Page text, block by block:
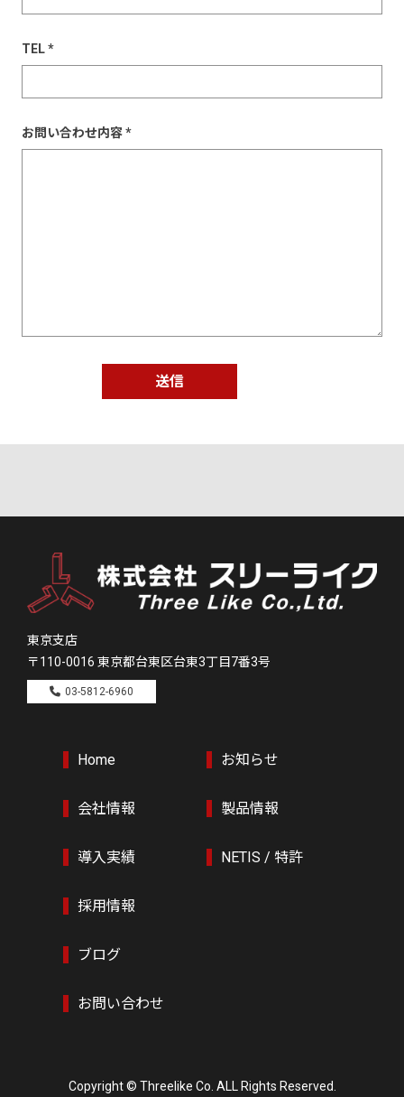
TEL *
お問い合わせ内容 *
東京支店
〒110-0016 東京都台東区台東3丁目7番3号
03-5812-6960
Home お知らせ
会社情報 製品情報
導入実績 NETIS / 特許
採用情報
ブログ
お問い合わせ
Copyright © Threelike Co. ALL Rights Reserved.